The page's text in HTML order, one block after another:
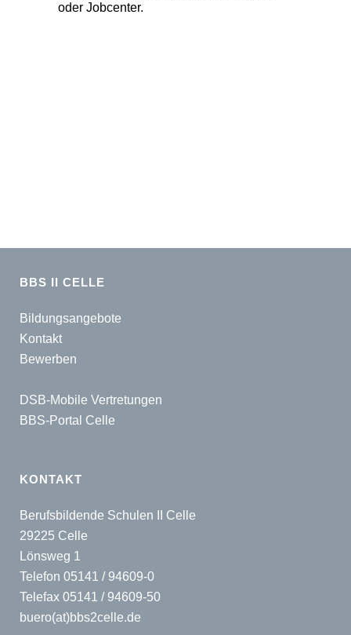
oder Jobcenter.
BBS II CELLE
Bildungsangebote
Kontakt
Bewerben
DSB-Mobile Vertretungen
BBS-Portal Celle
KONTAKT
Berufsbildende Schulen II Celle
29225 Celle
Lönsweg 1
Telefon 05141 / 94609-0
Telefax 05141 / 94609-50
buero(at)bbs2celle.de